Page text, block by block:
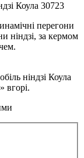
Коула 30723
перегони
ніндзі, за кермом
ніндзі Коула
вгорі.